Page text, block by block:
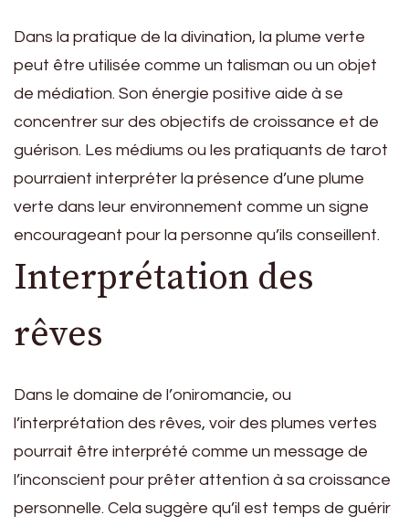
Dans la pratique de la divination, la plume verte
peut être utilisée comme un talisman ou un objet
de médiation. Son énergie positive aide à se
concentrer sur des objectifs de croissance et de
guérison. Les médiums ou les pratiquants de tarot
pourraient interpréter la présence d’une plume
verte dans leur environnement comme un signe
encourageant pour la personne qu’ils conseillent.
Interprétation des
rêves
Dans le domaine de l’oniromancie, ou
l’interprétation des rêves, voir des plumes vertes
pourrait être interprété comme un message de
l’inconscient pour prêter attention à sa croissance
personnelle. Cela suggère qu’il est temps de guérir